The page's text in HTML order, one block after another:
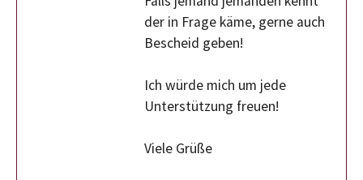
der in Frage käme, gerne auch
Bescheid geben!
Ich würde mich um jede
Unterstützung freuen!
Viele Grüße